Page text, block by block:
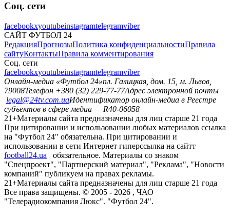
Соц. сети
facebookxyoutubeinstagramtelegramviber
САЙТ ФУТБОЛ 24
РедакцияПрогнозыПолитика конфиденциальностиПравила
сайтуКонтактыПравила комментирования
Соц. сети
facebookxyoutubeinstagramtelegramviber
Онлайн-медиа «Футбол 24»пл. Галицкая, дом. 15, м. Львов,
79008Телефон +380 (32) 229-77-77Адрес электронной почты
legal@24tv.com.uaИдентификатор онлайн-медиа в Реестре
субъектов в сфере медиа — R40-06058
21+Материалы сайта предназначены для лиц старше 21 года
При цитировании и использовании любых материалов ссылка
на "Футбол 24" обязательна. При цитировании и
использовании в сети Интернет гиперссылка на сайтт
football24.ua
обязательное. Материалы со знаком
"Спецпроект", "Партнерский материал", "Реклама", "Новости
компаний" публикуем на правах рекламы.
21+Материалы сайта предназначены для лиц старше 21 года
Все права защищены. © 2005 - 2026 , ЧАО
"Телерадиокомпания Люкс". "Футбол 24".